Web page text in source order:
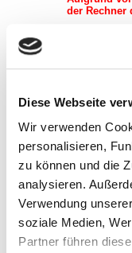
Diese Webseite
Wir verwenden
personalisieren,
zu können und die
analysieren.
Verwendung
soziale Medien,
Partner führen